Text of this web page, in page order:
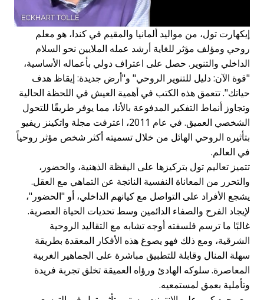
إيكهارت تول، من مواليد ألمانيا والمقيم في كندا، هو معلم
روحي ومؤلف مؤثر للغاية أرشد عمله الملايين نحو السلام
الداخلي والتنوير. حصل على اعتراف دولي بأعماله الأساسية،
"قوة الآن: دليل للتنوير الروحي" و"أرض جديدة: إيقاظ هدف
حياتك". تتعمق هذه الكتب في أهمية العيش في اللحظة الحالية
وتجاوز أنماط التفكير المدفوعة بالأنا، مما يوفر طريقًا للتحول
الشخصي العميق. في عام 2011، اعترفت مجلة واتكينز ريفيو
بتأثيره الروحي الهائل من خلال تسميته أكثر شخص مؤثر روحياً
في العالم.
تتميز تعاليم تول بتركيزها على اليقظة الذهنية، والحضور،
والتحرر من المعاناة النفسية الناتجة عن التماهي مع العقل.
يشجع الأفراد على التواصل مع كيانهم الداخلي، أو "الحضور"،
لإيجاد الفرح والصفاء الدائمين وسط تحديات الحياة العصرية.
غالبًا ما ترسم فلسفته أوجه تشابه مع التقاليد الروحية
الشرقية، ومع ذلك فهو يصوغ هذه الأفكار المعقدة بطريقة
سهلة المنال وقابلة للتطبيق مباشرة على الجماهير الغربية
المعاصرة. سلوكه الهادئ ورؤاه العميقة تخلق تجربة فريدة
وتأملية بعمق لمستمعيه.